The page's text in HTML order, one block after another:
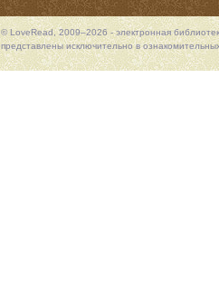
© LoveRead, 2009–2026 - электронная
представлены исключительно в